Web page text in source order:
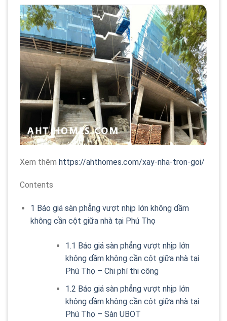
Xem thêm https://ahthomes.com/xay-nha-tron-goi/
Contents
1 Báo giá sàn phẳng vượt nhịp lớn không dầm
không cần cột giữa nhà tại Phú Thọ
1.1 Báo giá sàn phẳng vượt nhịp lớn
không dầm không cần cột giữa nhà tại
Phú Thọ – Chi phí thi công
1.2 Báo giá sàn phẳng vượt nhịp lớn
không dầm không cần cột giữa nhà tại
Phú Thọ – Sàn UBOT